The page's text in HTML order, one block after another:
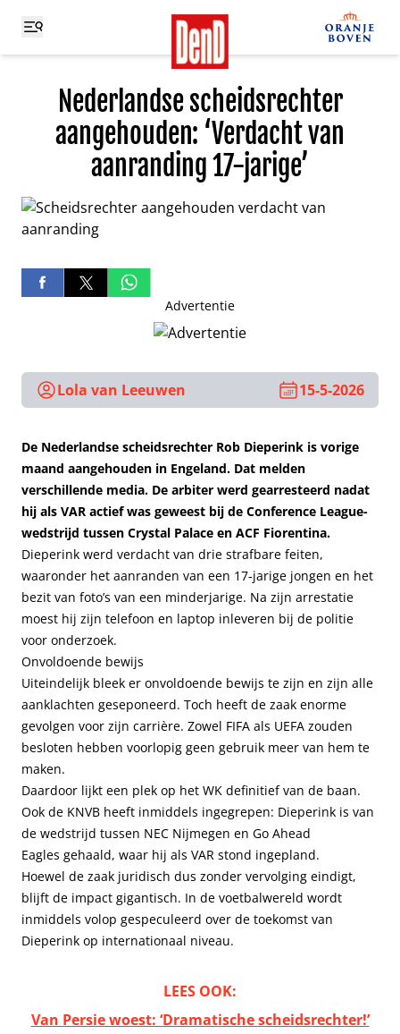
Nederlandse scheidsrechter
aangehouden: ‘Verdacht van
aanranding 17-jarige’
Advertentie
Lola van Leeuwen 15-5-2026
De Nederlandse scheidsrechter Rob Dieperink is vorige
maand aangehouden in Engeland. Dat melden
verschillende media. De arbiter werd gearresteerd nadat
hij als VAR actief was geweest bij de Conference League-
wedstrijd tussen Crystal Palace en ACF Fiorentina.
Dieperink werd verdacht van drie strafbare feiten,
waaronder het aanranden van een 17-jarige jongen en het
bezit van foto’s van een minderjarige. Na zijn arrestatie
moest hij zijn telefoon en laptop inleveren bij de politie
voor onderzoek.
Onvoldoende bewijs
Uiteindelijk bleek er onvoldoende bewijs te zijn en zijn alle
aanklachten geseponeerd. Toch heeft de zaak enorme
gevolgen voor zijn carrière. Zowel FIFA als UEFA zouden
besloten hebben voorlopig geen gebruik meer van hem te
maken.
Daardoor lijkt een plek op het WK definitief van de baan.
Ook de KNVB heeft inmiddels ingegrepen: Dieperink is van
de wedstrijd tussen NEC Nijmegen en Go Ahead
Eagles gehaald, waar hij als VAR stond ingepland.
Hoewel de zaak juridisch dus zonder vervolging eindigt,
blijft de impact gigantisch. In de voetbalwereld wordt
inmiddels volop gespeculeerd over de toekomst van
Dieperink op internationaal niveau.
LEES OOK:
Van Persie woest: ‘Dramatische scheidsrechter!’